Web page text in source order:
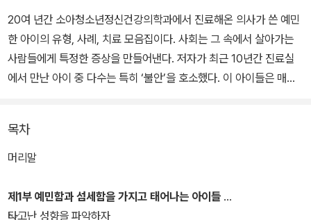
20여 년간 소아청소년정신건강의학과에서 진료해온 의사가 쓴 예민
한 아이의 유형, 사례, 치료 모음집이다. 사회는 그 속에서 살아가는
사람들에게 특정한 증상을 만들어낸다. 저자가 최근 10년간 진료실
에서 만난 아이 중 다수는 특히 ‘불안’을 호소했다. 이 아이들은 매우
넘기의 연속이다.
한다. 이제는 대학생이 되었지만, 까다로운 기질 탓에 성장통을 격렬
하게 겪으며 지나왔고, 저자 역시 자책하는 시간이 길었다. 즉 이 책은
목차
머리말
제1부 예민함과 섬세함을 가지고 태어나는 아이들
타고난 성향을 파악하자